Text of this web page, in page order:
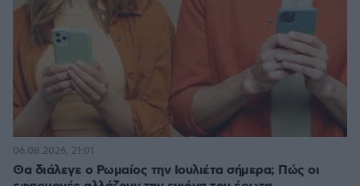
Θα διάλεγε ο Ρωμαίος την Ιουλιέτα σήμερα; Πώς οι
06.08.2026, 21:01